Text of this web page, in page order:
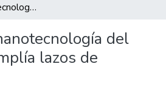
Programa de nanotecnología del TEC crece y amplía lazos de colaboración
del
lazos de